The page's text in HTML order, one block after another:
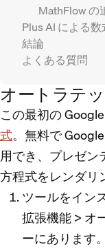
MathFlow の
Plus AI による
結論
よくある質問
オートラテ
この最初の
式。無料で
用でき、プレゼン
方程式をレンダリ
ツールをイン
拡張機能> オ
ーにあります。